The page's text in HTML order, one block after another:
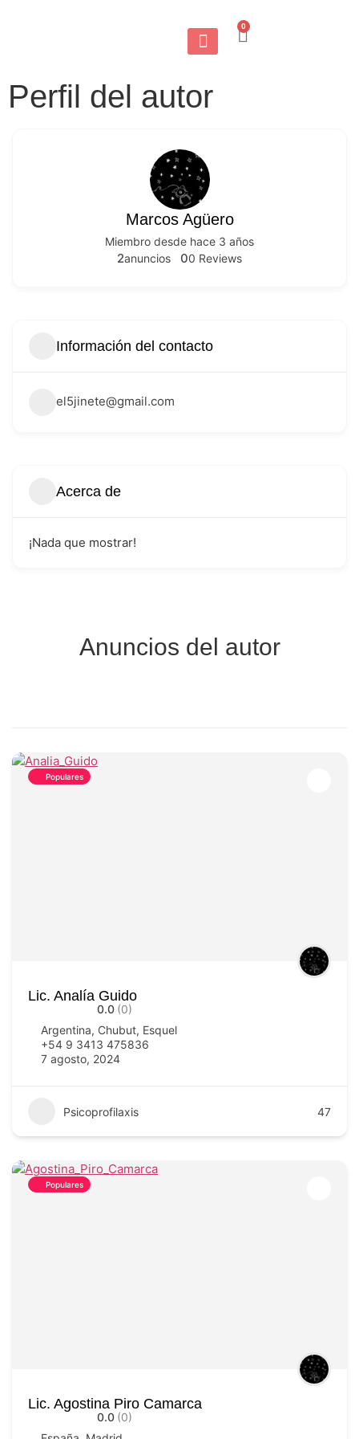
0
Perfil del autor
Marcos Agüero
Miembro desde hace 3 años
00 Reviews
2anuncios
Información del contacto
el5jinete@gmail.com
Acerca de
¡Nada que mostrar!
Anuncios del autor
Populares
Lic. Analía Guido
0.0 (0)
Argentina, Chubut, Esquel
+54 9 3413 475836
7 agosto, 2024
Psicoprofilaxis 47
Populares
Lic. Agostina Piro Camarca
0.0 (0)